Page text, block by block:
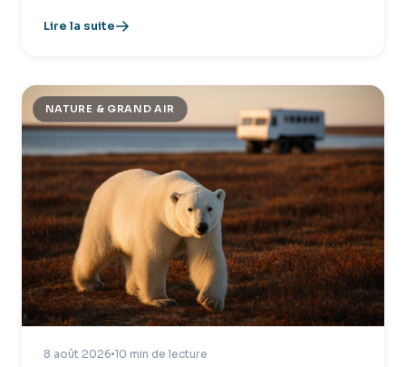
Lire la suite
NATURE & GRAND AIR
8 août 2026 10 min de lecture